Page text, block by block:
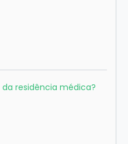
residência médica?